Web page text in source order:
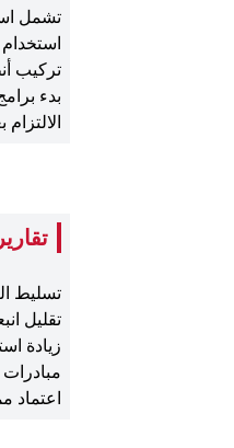
تشمل
استخدام
تركيب
بدء
تسليط
تقليل
زيادة
مبادرات
اعتماد